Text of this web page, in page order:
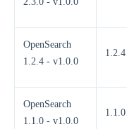
OpenSearch
1.2.4 - v1.0.0
1.2.4
OpenSearch
1.1.0 - v1.0.0